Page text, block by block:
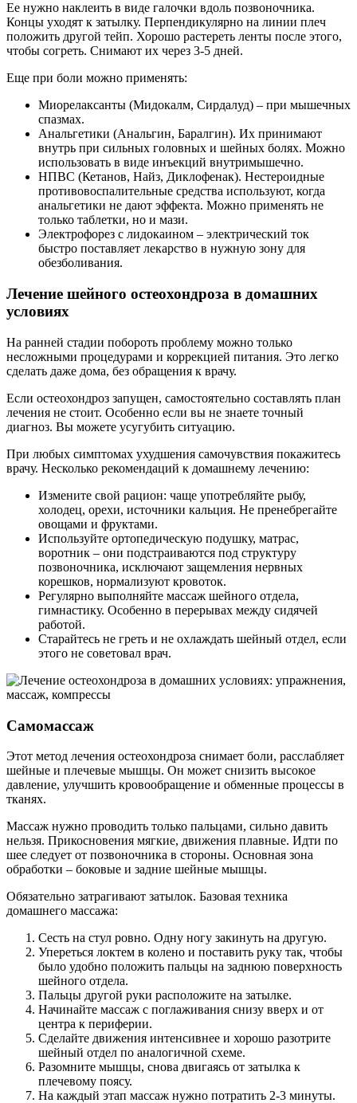
Ее нужно наклеить в виде галочки вдоль позвоночника.
Концы уходят к затылку. Перпендикулярно на линии плеч
положить другой тейп. Хорошо растереть ленты после этого,
чтобы согреть. Снимают их через 3-5 дней.
Еще при боли можно применять:
Миорелаксанты (Мидокалм, Сирдалуд) – при мышечных
спазмах.
Анальгетики (Анальгин, Баралгин). Их принимают
внутрь при сильных головных и шейных болях. Можно
использовать в виде инъекций внутримышечно.
НПВС (Кетанов, Найз, Диклофенак). Нестероидные
противовоспалительные средства используют, когда
анальгетики не дают эффекта. Можно применять не
только таблетки, но и мази.
Электрофорез с лидокаином – электрический ток
быстро поставляет лекарство в нужную зону для
обезболивания.
Лечение шейного остеохондроза в домашних
условиях
На ранней стадии побороть проблему можно только
несложными процедурами и коррекцией питания. Это легко
сделать даже дома, без обращения к врачу.
Если остеохондроз запущен, самостоятельно составлять план
лечения не стоит. Особенно если вы не знаете точный
диагноз. Вы можете усугубить ситуацию.
При любых симптомах ухудшения самочувствия покажитесь
врачу. Несколько рекомендаций к домашнему лечению:
Измените свой рацион: чаще употребляйте рыбу,
холодец, орехи, источники кальция. Не пренебрегайте
овощами и фруктами.
Используйте ортопедическую подушку, матрас,
воротник – они подстраиваются под структуру
позвоночника, исключают защемления нервных
корешков, нормализуют кровоток.
Регулярно выполняйте массаж шейного отдела,
гимнастику. Особенно в перерывах между сидячей
работой.
Старайтесь не греть и не охлаждать шейный отдел, если
этого не советовал врач.
Самомассаж
Этот метод лечения остеохондроза снимает боли, расслабляет
шейные и плечевые мышцы. Он может снизить высокое
давление, улучшить кровообращение и обменные процессы в
тканях.
Массаж нужно проводить только пальцами, сильно давить
нельзя. Прикосновения мягкие, движения плавные. Идти по
шее следует от позвоночника в стороны. Основная зона
обработки – боковые и задние шейные мышцы.
Обязательно затрагивают затылок. Базовая техника
домашнего массажа:
Сесть на стул ровно. Одну ногу закинуть на другую.
Упереться локтем в колено и поставить руку так, чтобы
было удобно положить пальцы на заднюю поверхность
шейного отдела.
Пальцы другой руки расположите на затылке.
Начинайте массаж с поглаживания снизу вверх и от
центра к периферии.
Сделайте движения интенсивнее и хорошо разотрите
шейный отдел по аналогичной схеме.
Разомните мышцы, снова двигаясь от затылка к
плечевому поясу.
На каждый этап массаж нужно потратить 2-3 минуты.